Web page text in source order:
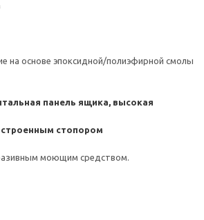
на основе эпоксидной/полиэфирной смолы
панель ящика, высокая
стопором
моющим средством.